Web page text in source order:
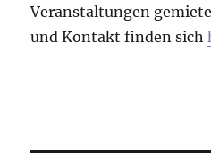
Veranstaltungen
und Kontakt finden sich